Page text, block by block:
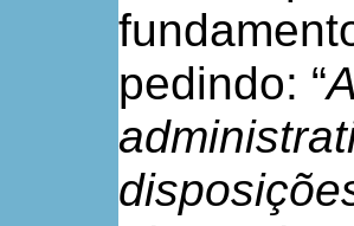
pedindo: “